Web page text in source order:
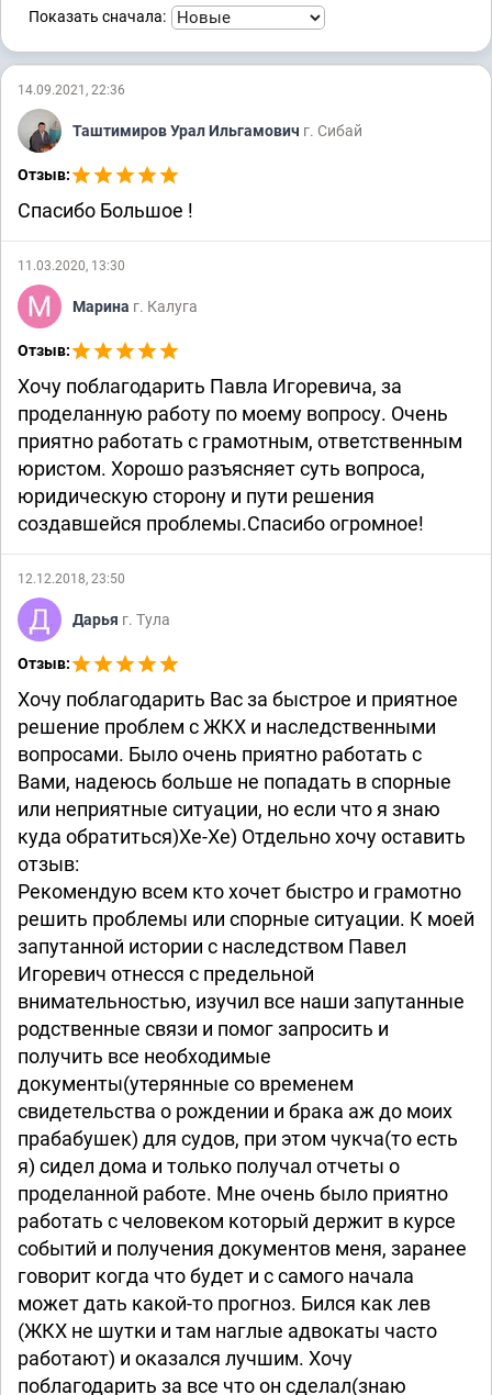
2-2078/2021 ~ М-557/2021
2-4773/2017 ~ М-3530/2017
Уголовные дела
1-531/2021
Показать сначала:
14.09.2021, 22:36
Таштимиров Урал Ильгамович г. Сибай
Отзыв:
Спасибо Большое !
11.03.2020, 13:30
Марина г. Калуга
Отзыв:
Хочу поблагодарить Павла Игоревича, за
проделанную работу по моему вопросу. Очень
приятно работать с грамотным, ответственным
юристом. Хорошо разъясняет суть вопроса,
юридическую сторону и пути решения
создавшейся проблемы.Спасибо огромное!
12.12.2018, 23:50
Дарья г. Тула
Отзыв:
Хочу поблагодарить Вас за быстрое и приятное
решение проблем с ЖКХ и наследственными
вопросами. Было очень приятно работать с
Вами, надеюсь больше не попадать в спорные
или неприятные ситуации, но если что я знаю
куда обратиться)Хе-Хе) Отдельно хочу оставить
отзыв:
Рекомендую всем кто хочет быстро и грамотно
решить проблемы или спорные ситуации. К моей
запутанной истории с наследством Павел
Игоревич отнесся с предельной
внимательностью, изучил все наши запутанные
родственные связи и помог запросить и
получить все необходимые
документы(утерянные со временем
свидетельства о рождении и брака аж до моих
прабабушек) для судов, при этом чукча(то есть
я) сидел дома и только получал отчеты о
проделанной работе. Мне очень было приятно
работать с человеком который держит в курсе
событий и получения документов меня, заранее
говорит когда что будет и с самого начала
может дать какой-то прогноз. Бился как лев
(ЖКХ не шутки и там наглые адвокаты часто
работают) и оказался лучшим. Хочу
поблагодарить за все что он сделал(знаю